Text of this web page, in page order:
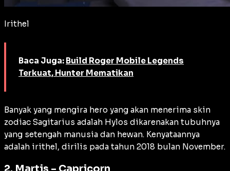
Irithel
Baca Juga: Build Roger Mobile Legends
Terkuat, Hunter Mematikan
Banyak yang mengira hero yang akan menerima skin
zodiac Sagitarius adalah Hylos dikarenakan tubuhnya
yang setengah manusia dan hewan. Kenyataannya
adalah irithel, dirilis pada tahun 2018 bulan November.